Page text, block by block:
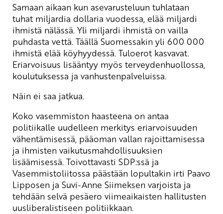
Samaan aikaan kun asevarusteluun tuhlataan
tuhat miljardia dollaria vuodessa, elää miljardi
ihmistä nälässä. Yli miljardi ihmistä on vailla
puhdasta vettä. Täällä Suomessakin yli 600 000
ihmistä elää köyhyydessä. Tuloerot kasvavat.
Eriarvoisuus lisääntyy myös terveydenhuollossa,
koulutuksessa ja vanhustenpalveluissa.
Näin ei saa jatkua.
Koko vasemmiston haasteena on antaa
politiikalle uudelleen merkitys eriarvoisuuden
vähentämisessä, pääoman vallan rajoittamisessa
ja ihmisten vaikutusmahdollisuuksien
lisäämisessä. Toivottavasti SDP:ssä ja
Vasemmistoliitossa päästään lopultakin irti Paavo
Lipposen ja Suvi-Anne Siimeksen varjoista ja
tehdään selvä pesäero viimeaikaisten hallitusten
uusliberalistiseen politiikkaan.